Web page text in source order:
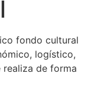
fondo cultural
logístico,
de forma